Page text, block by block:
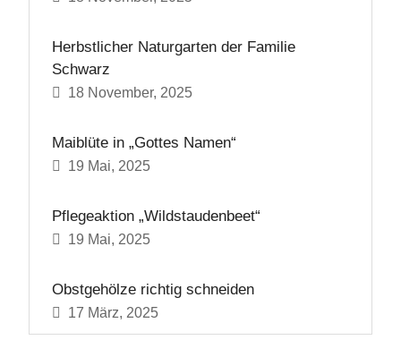
Herbstlicher Naturgarten der Familie
Schwarz
18 November, 2025
Maiblüte in „Gottes Namen“
19 Mai, 2025
Pflegeaktion „Wildstaudenbeet“
19 Mai, 2025
Obstgehölze richtig schneiden
17 März, 2025